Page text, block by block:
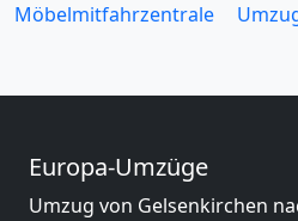
Möbelmitfahrzentrale
Europa-Umzüge
Umzug von Gelsenkirchen